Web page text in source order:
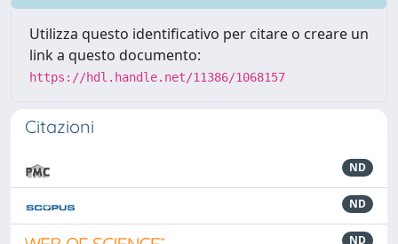
Utilizza questo identificativo per citare o creare un
link a questo documento:
https://hdl.handle.net/11386/1068157
Citazioni
ND
ND
ND